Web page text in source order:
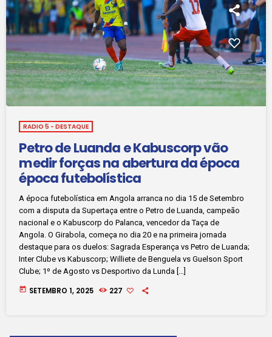
RADIO 5 - DESTAQUE
Petro de Luanda e Kabuscorp vão
medir forças na abertura da época
época futebolística
A época futebolística em Angola arranca no dia 15 de Setembro
com a disputa da Supertaça entre o Petro de Luanda, campeão
nacional e o Kabuscorp do Palanca, vencedor da Taça de
Angola. O Girabola, começa no dia 20 e na primeira jornada
destaque para os duelos: Sagrada Esperança vs Petro de Luanda;
Inter Clube vs Kabuscorp; Williete de Benguela vs Guelson Sport
Clube; 1º de Agosto vs Desportivo da Lunda […]
today SETEMBRO 1, 2025 227